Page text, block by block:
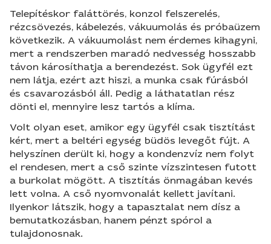
Telepítéskor faláttörés, konzol felszerelés,
rézcsövezés, kábelezés, vákuumolás és próbaüzem
következik. A vákuumolást nem érdemes kihagyni,
mert a rendszerben maradó nedvesség hosszabb
távon károsíthatja a berendezést. Sok ügyfél ezt
nem látja, ezért azt hiszi, a munka csak fúrásból
és csavarozásból áll. Pedig a láthatatlan rész
dönti el, mennyire lesz tartós a klíma.
Volt olyan eset, amikor egy ügyfél csak tisztítást
kért, mert a beltéri egység büdös levegőt fújt. A
helyszínen derült ki, hogy a kondenzvíz nem folyt
el rendesen, mert a cső szinte vízszintesen futott
a burkolat mögött. A tisztítás önmagában kevés
lett volna. A cső nyomvonalát kellett javítani.
Ilyenkor látszik, hogy a tapasztalat nem dísz a
bemutatkozásban, hanem pénzt spórol a
tulajdonosnak.